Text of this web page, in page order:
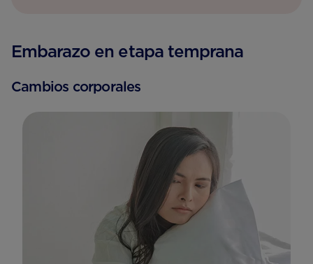
Embarazo en etapa temprana
Cambios corporales